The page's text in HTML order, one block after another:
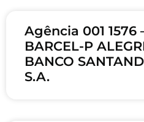
Agência 001 1576
BARCEL-P
BANCO
S.A.